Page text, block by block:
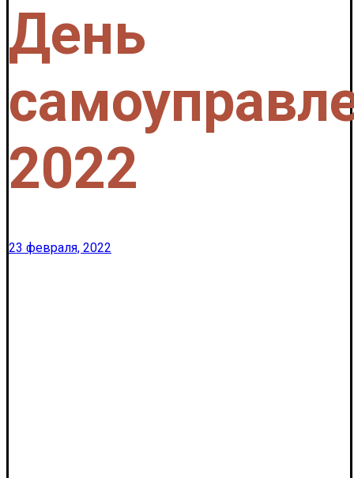
День
2022
23 февраля, 2022